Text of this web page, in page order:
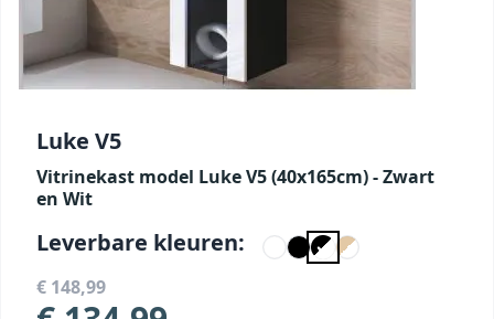
Luke V5
Vitrinekast model Luke V5 (40x165cm) - Zwart
en Wit
Leverbare kleuren:
€ 148,99